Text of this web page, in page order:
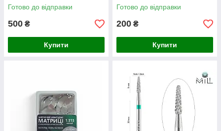
Готово до відправки
500 ₴
Купити
Готово до відправки
200 ₴
Купити